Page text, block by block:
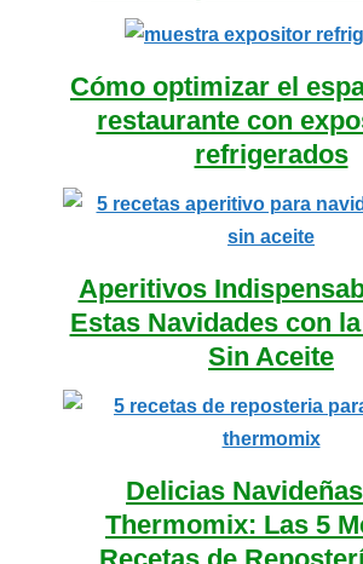
Cómo optimizar el
restaurante con
refrigerados
Aperitivos
Estas Navidades con
Sin Aceite
Delicias
Thermomix: Las 5